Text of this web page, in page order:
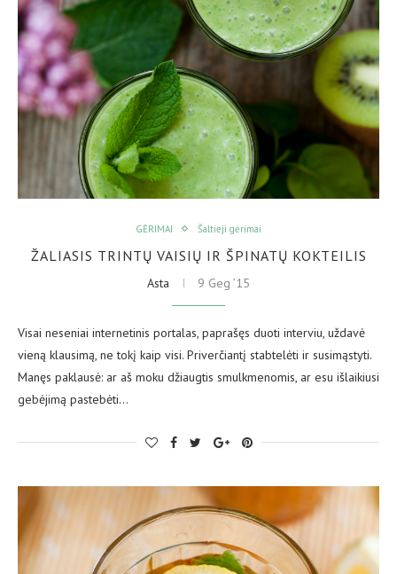
GĖRIMAI Šaltieji gėrimai
ŽALIASIS TRINTŲ VAISIŲ IR ŠPINATŲ KOKTEILIS
Asta 9 Geg ’15
Visai neseniai internetinis portalas, paprašęs duoti interviu, uždavė
vieną klausimą, ne tokį kaip visi. Priverčiantį stabtelėti ir susimąstyti.
Manęs paklausė: ar aš moku džiaugtis smulkmenomis, ar esu išlaikiusi
gebėjimą pastebėti…